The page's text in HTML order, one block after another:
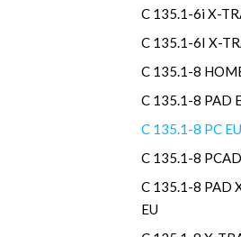
C 135.1-6i X-
C 135.1-6I X-
C 135.1-8
C 135.1-8 PAD
C 135.1-8 PC EU
C 135.1-8
C 135.1-8 PAD
EU